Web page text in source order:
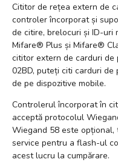
Cititor de rețea extern de
controler încorporat și
de citire, brelocuri și ID-uri
Mifare® Plus și Mifare®
cititor extern de carduri de
02BD, puteți citi carduri de
de pe dispozitive mobile.
Controlerul încorporat în
acceptă protocolul
Wiegand 58 este
service pentru a flash-ul
acest lucru la cumpărare.